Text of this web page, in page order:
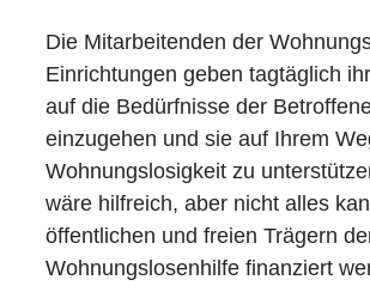
Die Mitarbeitenden der
Einrichtungen geben tagtäglich
auf die Bedürfnisse der
einzugehen und sie auf Ihrem
Wohnungslosigkeit zu
wäre hilfreich, aber nicht alles
öffentlichen und freien Trägern
Wohnungslosenhilfe finanziert